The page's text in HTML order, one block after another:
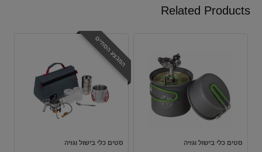
Related Products
סטים כלי בישול וגזיה
המבצע הסתיים
סטים כלי בישול וגזיה